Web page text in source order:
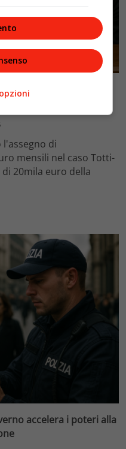
di
l'assegno di
mensili nel caso Totti-
20mila euro della
accelera i poteri alla